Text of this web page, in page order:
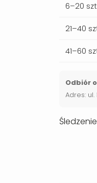
6–20
21–40
41–60
Odbiór
Adres: